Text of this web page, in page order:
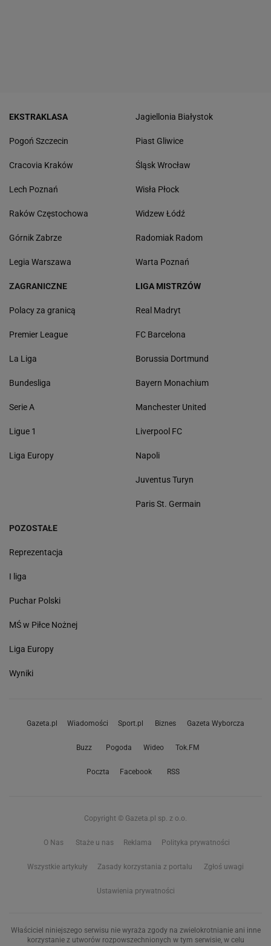
EKSTRAKLASA
Pogoń Szczecin
Cracovia Kraków
Lech Poznań
Raków Częstochowa
Górnik Zabrze
Legia Warszawa
Jagiellonia Białystok
Piast Gliwice
Śląsk Wrocław
Wisła Płock
Widzew Łódź
Radomiak Radom
Warta Poznań
ZAGRANICZNE
Polacy za granicą
Premier League
La Liga
Bundesliga
Serie A
Ligue 1
Liga Europy
LIGA MISTRZÓW
Real Madryt
FC Barcelona
Borussia Dortmund
Bayern Monachium
Manchester United
Liverpool FC
Napoli
Juventus Turyn
Paris St. Germain
POZOSTAŁE
Reprezentacja
I liga
Puchar Polski
MŚ w Piłce Nożnej
Liga Europy
Wyniki
Gazeta.pl Wiadomości Sport.pl Biznes Gazeta Wyborcza
Buzz Pogoda Wideo Tok.FM
Poczta Facebook RSS
Copyright © Gazeta.pl sp. z o.o.
O Nas Staże u nas Reklama Polityka prywatności
Wszystkie artykuły Zasady korzystania z portalu Zgłoś uwagi
Ustawienia prywatności
Właściciel niniejszego serwisu nie wyraża zgody na zwielokrotnianie ani inne
korzystanie z utworów rozpowszechnionych w tym serwisie, w celu